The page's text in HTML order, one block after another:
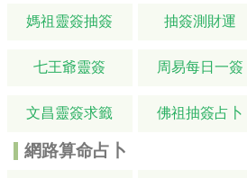
媽祖靈簽抽簽 抽簽測財運
七王爺靈簽 周易每日一簽
文昌靈簽求籤 佛祖抽簽占卜
網路算命占卜